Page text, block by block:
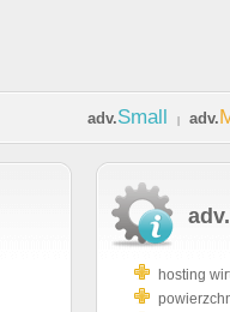
adv.Small adv.
adv.
hosting